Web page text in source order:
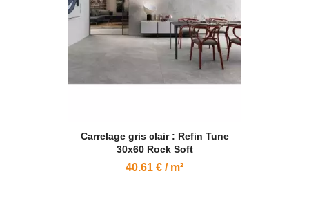
Carrelage gris clair : Refin Tune
30x60 Rock Soft
40.61 € / m²